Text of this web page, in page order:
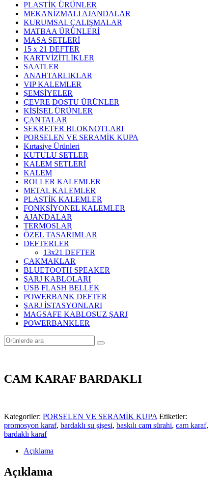
PLASTİK ÜRÜNLER
MEKANİZMALI AJANDALAR
KURUMSAL ÇALIŞMALAR
MATBAA ÜRÜNLERİ
MASA SETLERİ
15 x 21 DEFTER
KARTVİZİTLİKLER
SAATLER
ANAHTARLIKLAR
VIP KALEMLER
ŞEMSİYELER
ÇEVRE DOSTU ÜRÜNLER
KİŞİSEL ÜRÜNLER
ÇANTALAR
SEKRETER BLOKNOTLARI
PORSELEN VE SERAMİK KUPA
Kırtasiye Ürünleri
KUTULU SETLER
KALEM SETLERİ
KALEM
ROLLER KALEMLER
METAL KALEMLER
PLASTİK KALEMLER
FONKSİYONEL KALEMLER
AJANDALAR
TERMOSLAR
ÖZEL TASARIMLAR
DEFTERLER
13x21 DEFTER
ÇAKMAKLAR
BLUETOOTH SPEAKER
ŞARJ KABLOLARI
USB FLASH BELLEK
POWERBANK DEFTER
ŞARJ İSTASYONLARI
MAGSAFE KABLOSUZ ŞARJ
POWERBANKLER
CAM KARAF BARDAKLI
Kategoriler: PORSELEN VE SERAMİK KUPA Etiketler:
promosyon karaf, bardaklı su şişesi, baskılı cam sürahi, cam karaf,
bardaklı karaf
Açıklama
Açıklama